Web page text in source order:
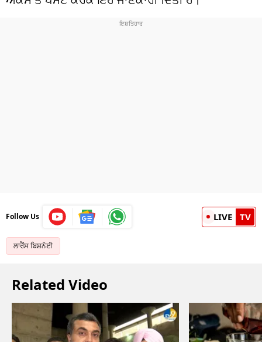
Follow Us LIVE TV
ਲਾਰੈਂਸ ਬਿਸ਼ਨੋਈ
Related Video